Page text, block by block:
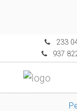
233
937